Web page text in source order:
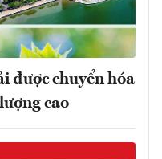
được chuyển hóa
cao